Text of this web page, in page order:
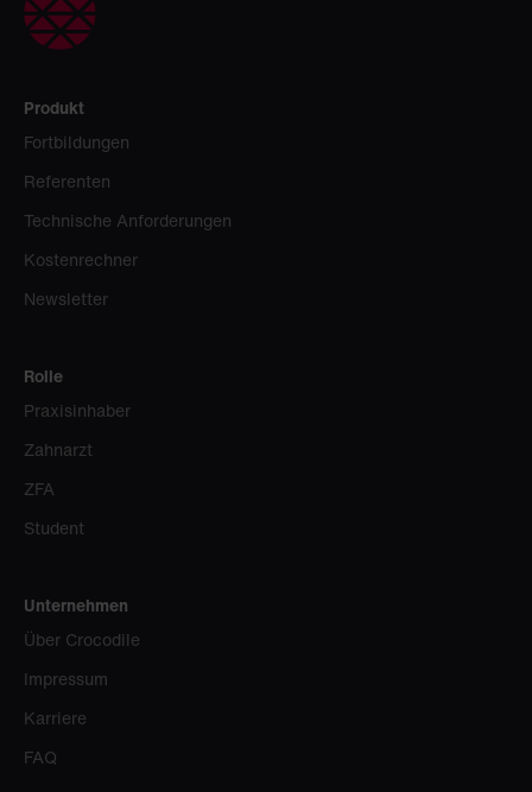
Produkt
Fortbildungen
Referenten
Technische Anforderungen
Kostenrechner
Newsletter
Rolle
Praxisinhaber
Zahnarzt
ZFA
Student
Unternehmen
Über Crocodile
Impressum
Karriere
FAQ